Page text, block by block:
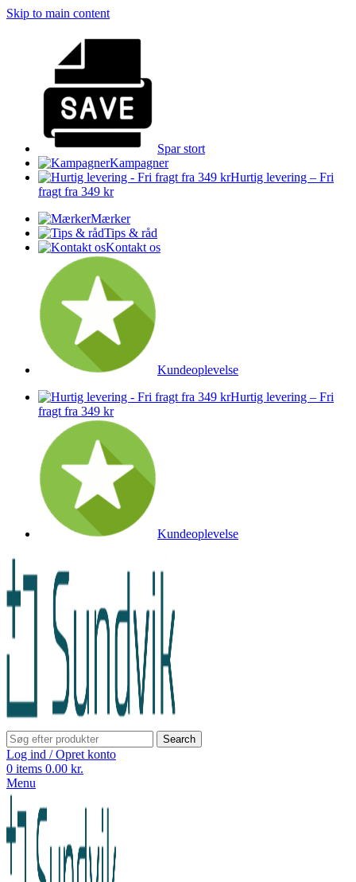
Skip to main content
Spar stort
Kampagner
Hurtig levering – Fri
fragt fra 349 kr
Mærker
Tips & råd
Kontakt os
Kundeoplevelse
Hurtig levering – Fri
fragt fra 349 kr
Kundeoplevelse
Search
Log ind / Opret konto
0 items 0.00 kr.
Menu